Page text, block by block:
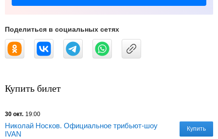
Поделиться в социальных сетях
Купить билет
30 окт. 19:00
Николай Носков. Официальное трибьют-шоу
IVAN
Купить